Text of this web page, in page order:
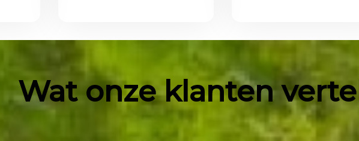
Wat onze klanten